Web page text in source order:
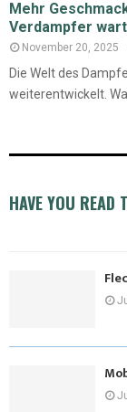
Mehr
Verdampfer
November 20, 2025
Die Welt des
weiterentwickelt.
HAVE YOU READ